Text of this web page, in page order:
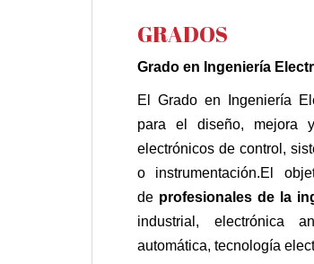
GRADOS
Grado en Ingeniería
El Grado en Ingeniería
para el diseño, mejora
electrónicos de control,
o instrumentación.El
de profesionales de la
industrial, electrónica
automática, tecnología